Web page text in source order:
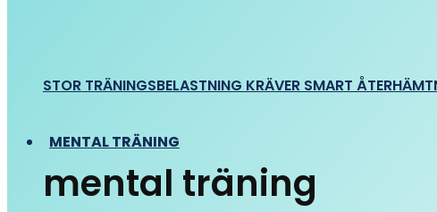
STOR TRÄNINGSBELASTNING KRÄVER SMART
MENTAL TRÄNING
mental träning